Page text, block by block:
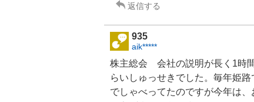
返信する
935
aik*****
株主総会 会社の説明が長く1時
らいしゅっせきでした。毎年姫
でしゃべってたのですが今年は